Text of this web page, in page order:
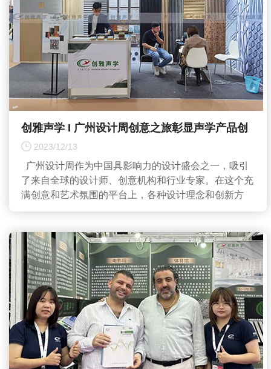
创雅声学 I 广州设计周创意之旅彰显声学产品创
新的力量
2023/12/13
广州设计周作为中国具影响力的设计盛会之一，吸引
了来自全球的设计师、创意机构和行业专家。在这个充
满创意和艺术氛围的平台上，各种设计理念和创新方
案...